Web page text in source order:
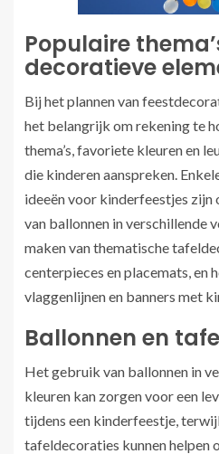
Populaire
decoratieve
Bij het plannen van
het belangrijk om rekening te
thema’s, favoriete kleuren en
die kinderen aanspreken.
ideeën voor kinderfeestjes zijn
van ballonnen in verschillende
maken van thematische
centerpieces en placemats, en
vlaggenlijnen en banners met
Ballonnen en
Het gebruik van ballonnen in
kleuren kan zorgen voor een
tijdens een kinderfeestje,
tafeldecoraties kunnen helpen